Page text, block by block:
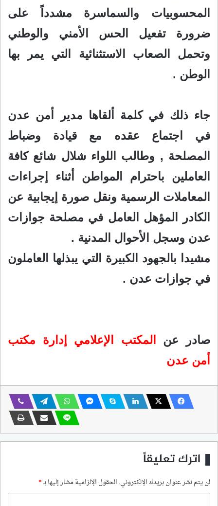
المحسوبيات والسماسرة مشدداً على
ضرورة تفعيل الحس الأمني والوطني
وتحمل الصعاب الاستثنائية التي يمر بها
الوطن .
جاء ذلك في كلمة ألقاها مدير أمن عدن
في اجتماع عقده مع قيادة وضباط
المصلحة , وطالب اللواء شلال شائع كافة
العاملين باحترام المواطن أثناء إجراءات
المعاملات الرسمية ونقل صورة إيجابية عن
الكادر المؤهل العامل في مصلحة جوازات
عدن وسجل الأحوال المدنية .
مشيدا بالجهود الكبيرة التي يبذلها العاملون
في جوازات عدن .
صادر عن
المكتب الإعلامي إدارة مكتب
أمن عدن
اترك تعليقاً
لن يتم نشر عنوان بريدك الإلكتروني. الحقول الإلزامية مشار إليها بـ*